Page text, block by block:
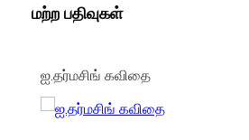
மற்ற பதிவுகள்
ஐ.தர்மசிங் கவிதை